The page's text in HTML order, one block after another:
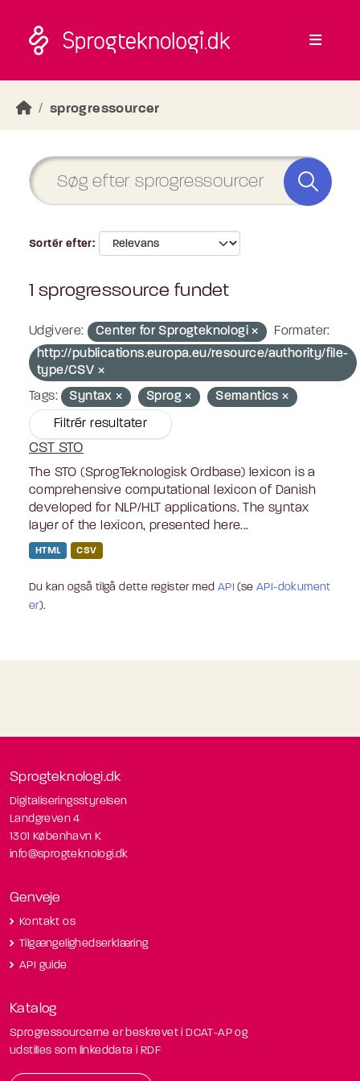
sprogressourcer
Sortér efter
1 sprogressource fundet
Udgivere: Center for Sprogteknologi
Formater:
http://publications.europa.eu/resource/authority/file-
type/CSV
Tags:
Syntax Sprog Semantics
Filtrér resultater
CST STO
The STO (SprogTeknologisk Ordbase) lexicon is a
comprehensive computational lexicon of Danish
developed for NLP/HLT applications. The syntax
layer of the lexicon, presented here...
HTML CSV
Du kan også tilgå dette register med API (seAPI-dokument
er).
Sprogteknologi.dk
Digitaliseringsstyrelsen
Landgreven 4
1301 København K
info@sprogteknologi.dk
Genveje
Kontakt os
Tilgængelighedserklæring
API guide
Katalog
Sprogressourcerne er beskrevet i DCAT-AP og
udstilles som linkeddata i RDF